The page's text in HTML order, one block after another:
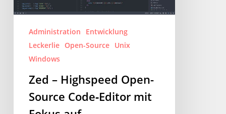
mit
Zusammenarbeit
Administration
Entwicklung
Leckerlie Open-Source Unix
Windows
Zed – Highspeed Open-
Source Code‑Editor mit